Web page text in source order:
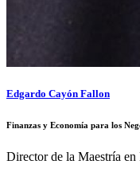
Edgardo Cayón Fallon
Finanzas y Economía para los
Director de la Maestría en